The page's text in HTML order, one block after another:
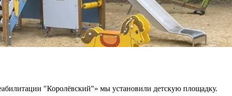
"Королёвский"» мы установили детскую площадку.